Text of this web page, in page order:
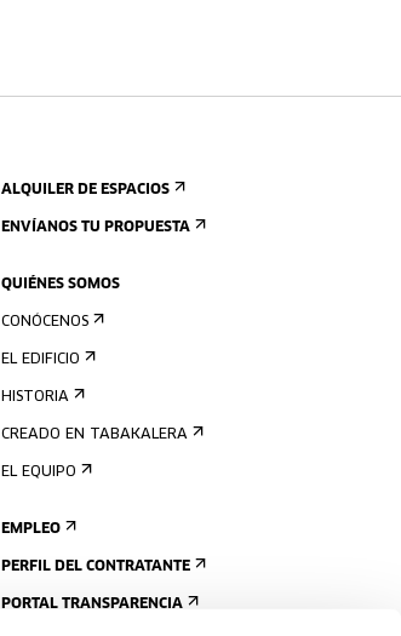
ALQUILER DE ESPACIOS
ENVÍANOS TU PROPUESTA
QUIÉNES SOMOS
CONÓCENOS
EL EDIFICIO
HISTORIA
CREADO EN TABAKALERA
EL EQUIPO
EMPLEO
PERFIL DEL CONTRATANTE
PORTAL TRANSPARENCIA